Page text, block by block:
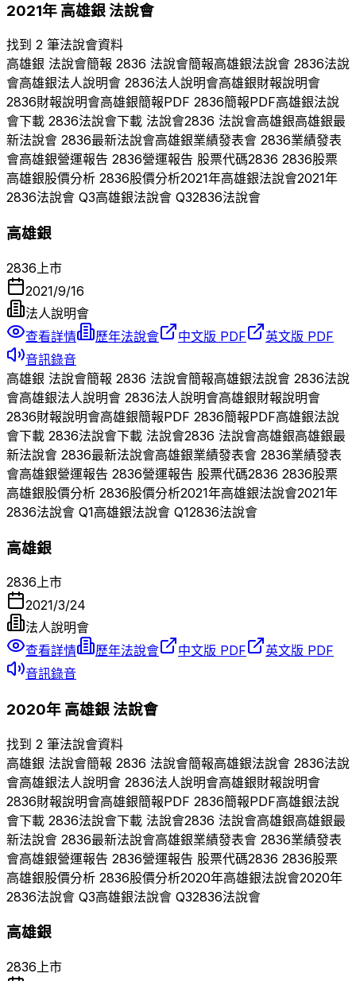
2021年 高雄銀法說會
找到 2 筆法說會資料
高雄銀 法說會簡報 2836 法說會簡報高雄銀法說會 2836法說
會高雄銀法人說明會 2836法人說明會高雄銀財報說明會
2836財報說明會高雄銀簡報PDF 2836簡報PDF高雄銀法說
會下載 2836法說會下載 法說會2836 法說會高雄銀高雄銀最
新法說會 2836最新法說會高雄銀業績發表會 2836業績發表
會高雄銀營運報告 2836營運報告 股票代碼2836 2836股票
高雄銀股價分析 2836股價分析2021年高雄銀法說會2021年
2836法說會 Q3高雄銀法說會 Q32836法說會
高雄銀
2836 上市
2021/9/16
法人說明會
查看詳情
歷年法說會 中文版 PDF
英文版 PDF
音訊錄音
高雄銀 法說會簡報 2836 法說會簡報高雄銀法說會 2836法說
會高雄銀法人說明會 2836法人說明會高雄銀財報說明會
2836財報說明會高雄銀簡報PDF 2836簡報PDF高雄銀法說
會下載 2836法說會下載 法說會2836 法說會高雄銀高雄銀最
新法說會 2836最新法說會高雄銀業績發表會 2836業績發表
會高雄銀營運報告 2836營運報告 股票代碼2836 2836股票
高雄銀股價分析 2836股價分析2021年高雄銀法說會2021年
2836法說會 Q1高雄銀法說會 Q12836法說會
高雄銀
2836上市
2021/3/24
法人說明會
查看詳情
歷年法說會 中文版 PDF
英文版 PDF
音訊錄音
2020年 高雄銀法說會
找到 2 筆法說會資料
高雄銀 法說會簡報 2836 法說會簡報高雄銀法說會 2836法說
會高雄銀法人說明會 2836法人說明會高雄銀財報說明會
2836財報說明會高雄銀簡報PDF 2836簡報PDF高雄銀法說
會下載 2836法說會下載 法說會2836 法說會高雄銀高雄銀最
新法說會 2836最新法說會高雄銀業績發表會 2836業績發表
會高雄銀營運報告 2836營運報告 股票代碼2836 2836股票
高雄銀股價分析 2836股價分析2020年高雄銀法說會2020年
2836法說會 Q3高雄銀法說會 Q32836法說會
高雄銀
2836上市